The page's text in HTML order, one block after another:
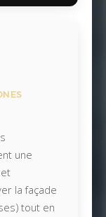
une
la façade
tout en